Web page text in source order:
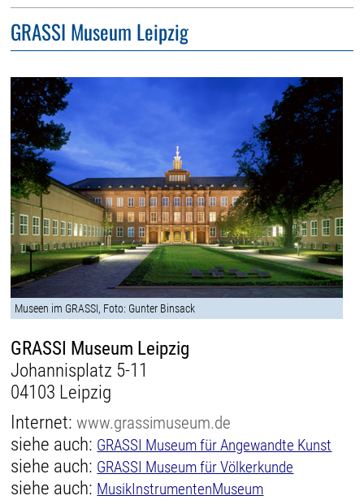
GRASSI Museum Leipzig
Museen im GRASSI, Foto: Gunter Binsack
GRASSI Museum Leipzig
Johannisplatz 5-11
04103 Leipzig
Internet:www.grassimuseum.de
siehe auch: GRASSI Museum für Angewandte Kunst
siehe auch: GRASSI Museum für Völkerkunde
siehe auch: MusikInstrumentenMuseum